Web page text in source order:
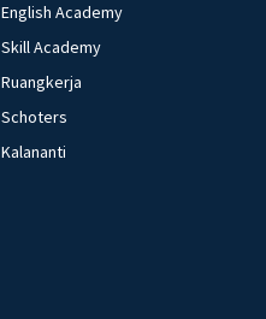
English Academy
Skill Academy
Ruangkerja
Schoters
Kalananti